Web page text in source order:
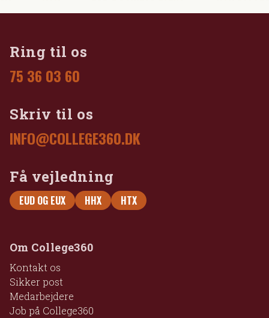
Ring til os
75 36 03 60
Skriv til os
INFO@COLLEGE360.DK
Få vejledning
EUD OG EUX HHX HTX
Om College360
Kontakt os
Sikker post
Medarbejdere
Job på College360